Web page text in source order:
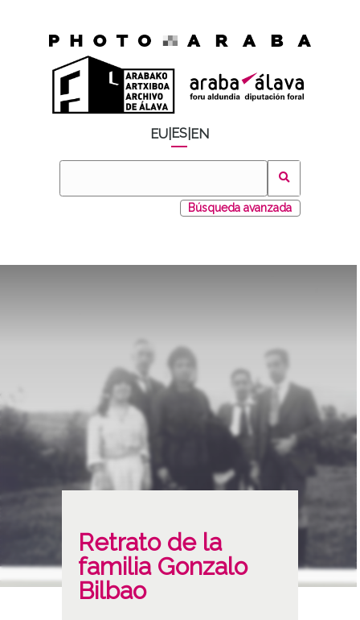
EU ES EN
Búsqueda avanzada
Retrato de la
familia Gonzalo
Bilbao